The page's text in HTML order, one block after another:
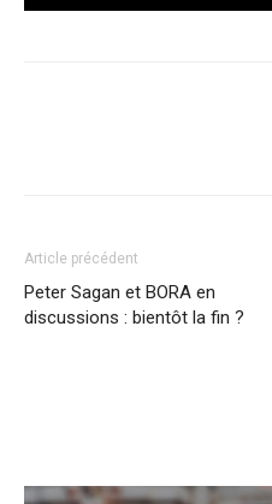
Article précédent
Peter Sagan et BORA en
discussions : bientôt la fin ?